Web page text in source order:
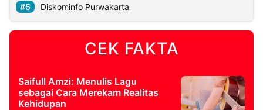
Diskominfo Purwakarta
CEK FAKTA
Saifull Amzi: Menulis Lagu
sebagai Cara Merekam Realitas
Kehidupan